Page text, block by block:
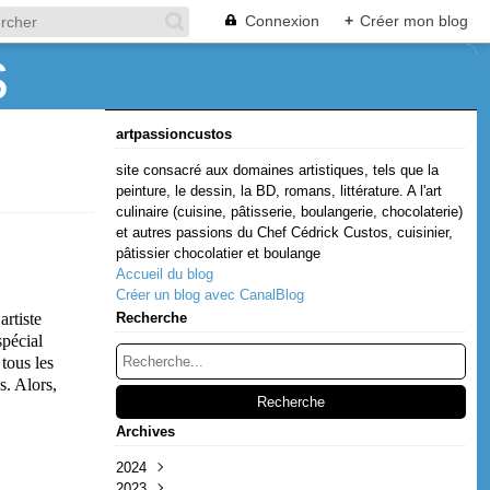
Connexion + Créer mon blog
les
Alors,
artpassioncustos
site consacré aux domaines artistiques, tels que la
peinture, le dessin, la BD, romans, littérature. A l'art
culinaire (cuisine, pâtisserie, boulangerie, chocolaterie)
et autres passions du Chef Cédrick Custos, cuisinier,
pâtissier chocolatier et boulange
Accueil du blog
Créer un blog avec CanalBlog
Recherche
Archives
2024